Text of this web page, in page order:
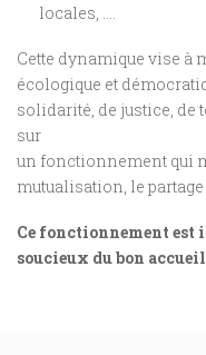
locales, ….
Cette dynamique vise à
écologique et
solidarité, de justice, de
sur
un fonctionnement qui
mutualisation, le
Ce fonctionnement
soucieux du bon accueil